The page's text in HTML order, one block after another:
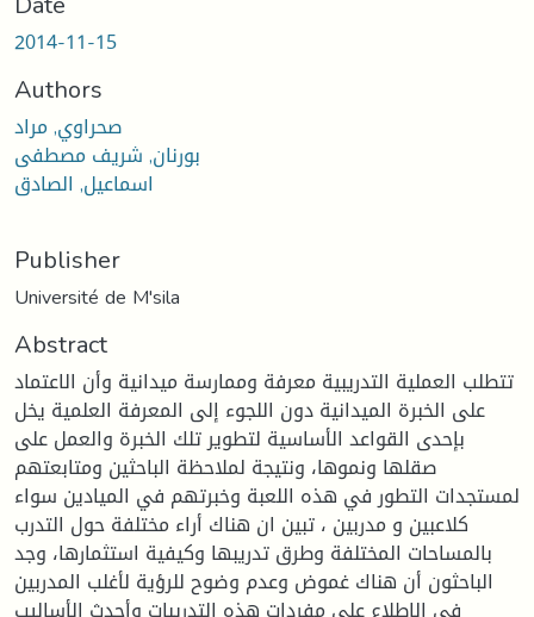
2014-11-15
Authors
صحراوي, مراد
بورنان, شريف مصطفى
اسماعيل, الصادق
Publisher
Université de M'sila
Abstract
تتطلب العملية التدريبية معرفة وممارسة ميدانية وأن الاعتماد
على الخبرة الميدانية دون اللجوء إلى المعرفة العلمية يخل
بإحدى القواعد الأساسية لتطوير تلك الخبرة والعمل على
صقلها ونموها، ونتيجة لملاحظة الباحثين ومتابعتهم
لمستجدات التطور في هذه اللعبة وخبرتهم في الميادين سواء
كلاعبين و مدربين ، تبين ان هناك أراء مختلفة حول التدرب
بالمساحات المختلفة وطرق تدريبها وكيفية استثمارها، وجد
الباحثون أن هناك غموض وعدم وضوح للرؤية لأغلب المدربين